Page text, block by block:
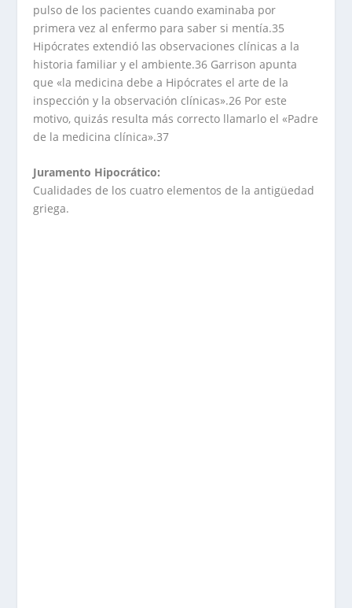
pulso de los pacientes cuando examinaba por
primera vez al enfermo para saber si mentía.35
Hipócrates extendió las observaciones clínicas a la
historia familiar y el ambiente.36 Garrison apunta
que «la medicina debe a Hipócrates el arte de la
inspección y la observación clínicas».26 Por este
motivo, quizás resulta más correcto llamarlo el «Padre
de la medicina clínica».37
Juramento Hipocrático:
Cualidades de los cuatro elementos de la antigüedad
griega.